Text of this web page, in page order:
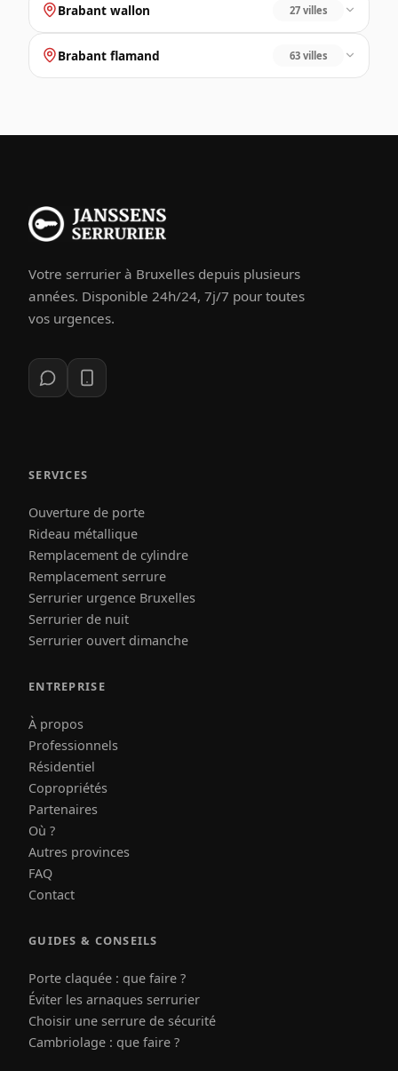
Brabant wallon 27 villes
Brabant flamand 63 villes
Votre serrurier à Bruxelles depuis plusieurs
années. Disponible 24h/24, 7j/7 pour toutes
vos urgences.
SERVICES
Ouverture de porte
Rideau métallique
Remplacement de cylindre
Remplacement serrure
Serrurier urgence Bruxelles
Serrurier de nuit
Serrurier ouvert dimanche
ENTREPRISE
À propos
Professionnels
Résidentiel
Copropriétés
Partenaires
Où ?
Autres provinces
FAQ
Contact
GUIDES & CONSEILS
Porte claquée : que faire ?
Éviter les arnaques serrurier
Choisir une serrure de sécurité
Cambriolage : que faire ?